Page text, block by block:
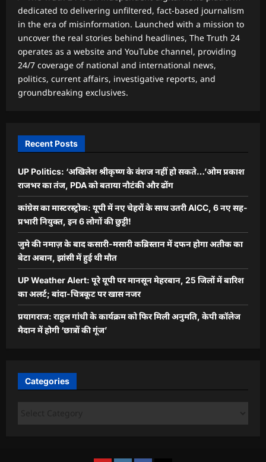
dedicated to delivering unfiltered, fact-based journalism
in the era of misinformation. Launched with a mission to
uncover the real stories behind headlines, The Truth 24
operates as a website and YouTube channel, providing
24/7 coverage of national and international news,
politics, current affairs, investigative reports, and
groundbreaking exclusives.
Recent Posts
UP Politics: ‘अखिलेश श्रीकृष्ण के वंशज नहीं हो सकते…’ओम प्रकाश
राजभर का तंज, PDA को बताया नौटंकी और ढोंग
कांग्रेस का मास्टरस्ट्रोक: यूपी में नए चेहरों के साथ उतरी AICC, 6 नए सह-
प्रभारी नियुक्त, इन 6 लोगों की छुट्टी!
जुमे की नमाज़ के बाद कसारी-मसारी कब्रिस्तान में दफन होगा अतीक का
बेटा अबान, झांसी में हुई थी मौत
UP Weather Alert: पूरे यूपी पर मानसून मेहरबान, 25 जिलों में बारिश
का अलर्ट; बांदा-चित्रकूट पर खास नजर
प्रयागराज: राहुल गांधी के कार्यक्रम को फिर मिली अनुमति, केपी कॉलेज
मैदान में होगी ‘छात्रों की गूंज’
Categories